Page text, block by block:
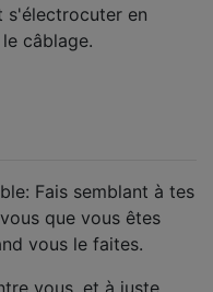
s'électrocuter en
câblage.
Fais semblant à tes
que vous êtes
vous le faites.
vous, et à juste